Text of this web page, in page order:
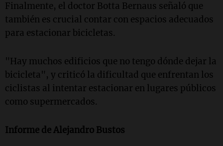
Finalmente, el doctor Botta Bernaus señaló que
también es crucial contar con espacios adecuados
para estacionar bicicletas.
"Hay muchos edificios que no tengo dónde dejar la
bicicleta", y criticó la dificultad que enfrentan los
ciclistas al intentar estacionar en lugares públicos
como supermercados.
Informe de Alejandro Bustos